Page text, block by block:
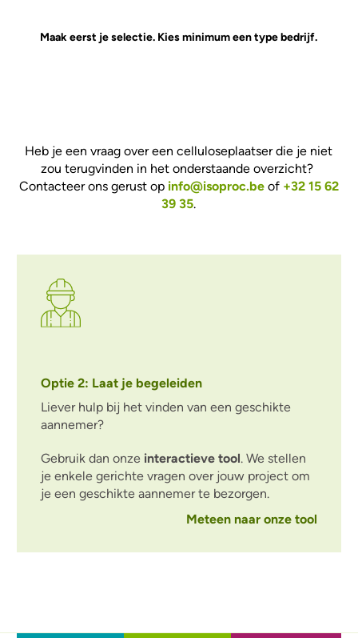
Maak eerst je selectie. Kies minimum een type bedrijf.
Heb je een vraag over een celluloseplaatser die je niet
zou terugvinden in het onderstaande overzicht?
Contacteer ons gerust op info@isoproc.beof +32 15 62
39 35.
Optie 2: Laat je begeleiden
Liever hulp bij het vinden van een geschikte
aannemer?
Gebruik dan onze interactieve tool. We stellen
je enkele gerichte vragen over jouw project om
je een geschikte aannemer te bezorgen.
Meteen naar onze tool